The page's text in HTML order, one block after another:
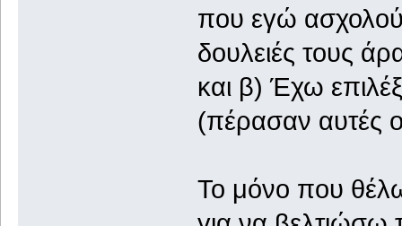
που εγώ
δουλειές τους
και β) Έχω
(πέρασαν αυτές
Το μόνο που